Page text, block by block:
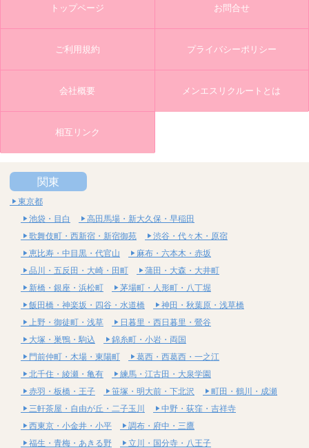
トップページ お問合せ
ご利用規約 プライバシーポリシー
会社概要 メンエスリクルートとは
相互リンク
関東
東京都
池袋・目白
高田馬場・新大久保・早稲田
歌舞伎町・西新宿・新宿御苑
渋谷・代々木・原宿
恵比寿・中目黒・代官山
麻布・六本木・赤坂
品川・五反田・大崎・田町
蒲田・大森・大井町
新橋・銀座・浜松町
茅場町・人形町・八丁堀
飯田橋・神楽坂・四谷・水道橋
神田・秋葉原・浅草橋
上野・御徒町・浅草
日暮里・西日暮里・鶯谷
大塚・巣鴨・駒込
錦糸町・小岩・両国
門前仲町・木場・東陽町
葛西・西葛西・一之江
北千住・綾瀬・亀有
練馬・江古田・大泉学園
赤羽・板橋・王子
笹塚・明大前・下北沢
町田・鶴川・成瀬
三軒茶屋・自由が丘・二子玉川
中野・荻窪・吉祥寺
西東京・小金井・小平
調布・府中・三鷹
福生・青梅・あきる野
立川・国分寺・八王子